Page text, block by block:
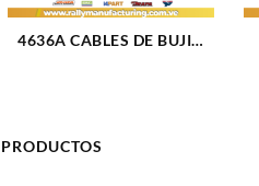
4636A CABLES DE BUJIA
PRODUCTOS